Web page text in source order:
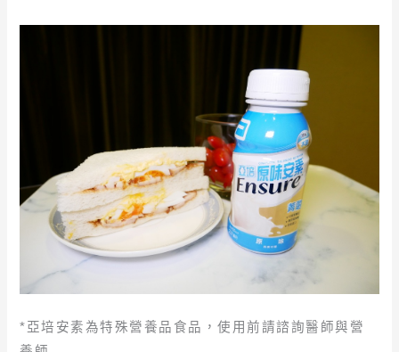
*亞培安素為特殊營養品食品，使用前請諮詢醫師與營